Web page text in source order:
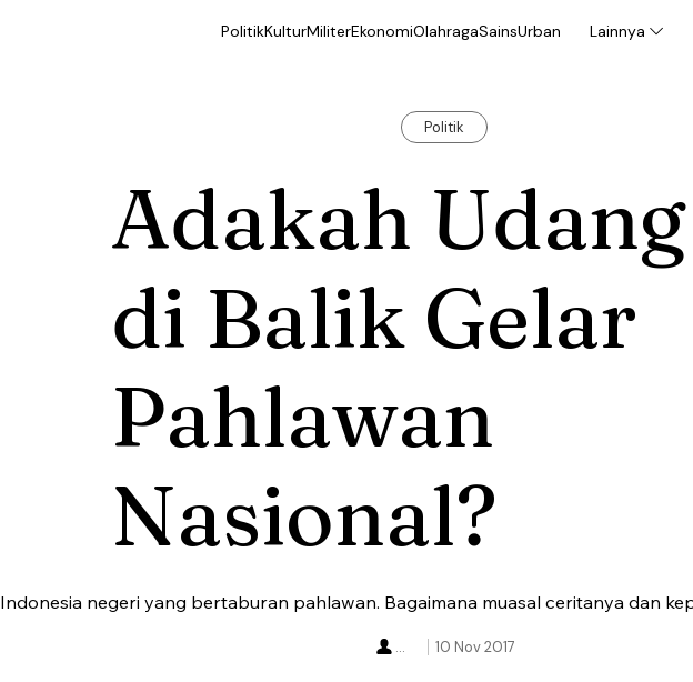
PolitikKulturMiliterEkonomiOlahragaSainsUrban Lainnya
Politik
Adakah Udang
di Balik Gelar
Pahlawan
Nasional?
Indonesia negeri yang bertaburan pahlawan. Bagaimana muasal ceritanya dan
10 Nov 2017
...